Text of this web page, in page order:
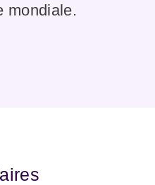
mondiale.